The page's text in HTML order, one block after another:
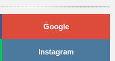
Google
Instagram